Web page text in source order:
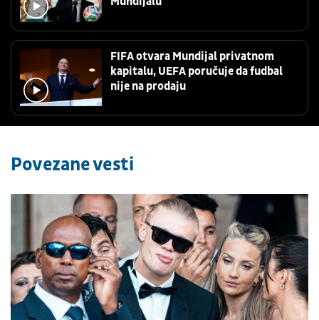
FIFA otvara Mundijal privatnom
kapitalu, UEFA poručuje da fudbal
nije na prodaju
Povezane vesti